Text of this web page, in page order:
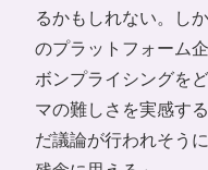
るかもしれない。し
のプラットフォーム
ボンプライシングを
マの難しさを実感す
だ議論が行われそう